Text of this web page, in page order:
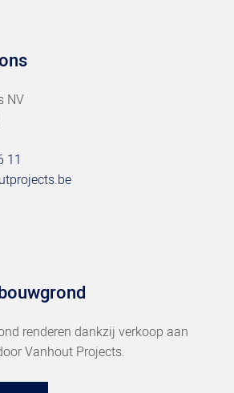
NV
11
renderen dankzij verkoop aan
Vanhout Projects.